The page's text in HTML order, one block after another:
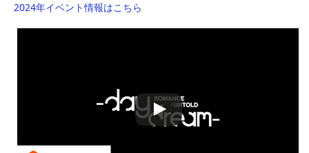
2024年イベント情報はこちら